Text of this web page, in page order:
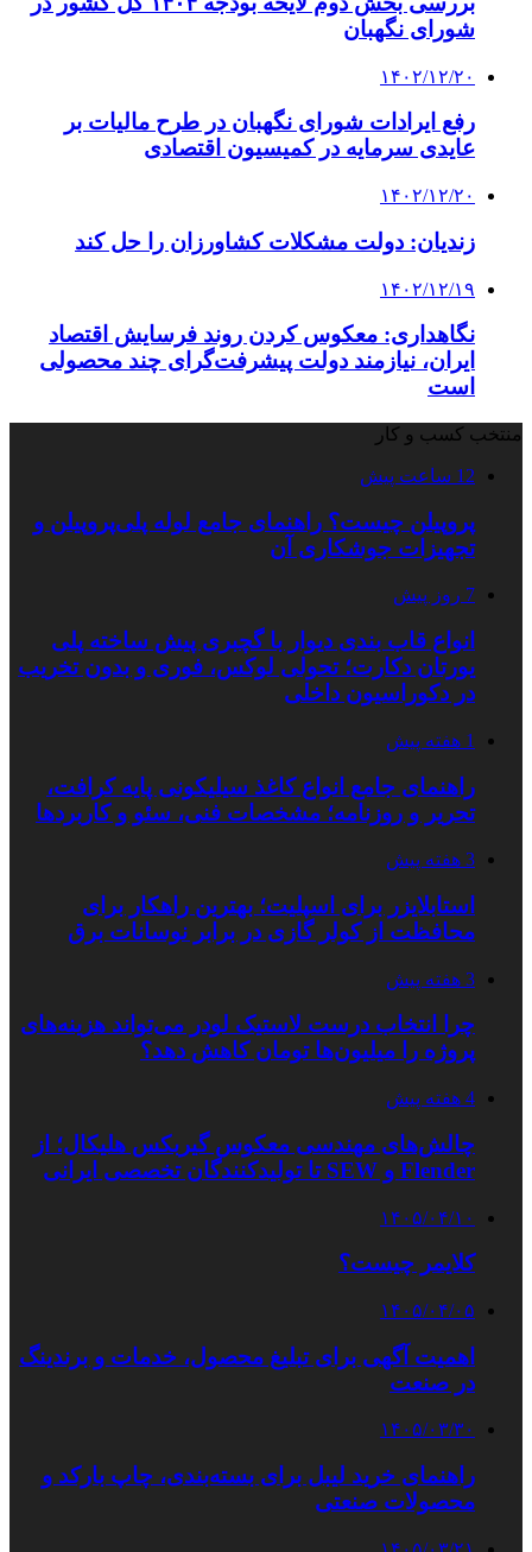
شورای نگهبان
۱۴۰۲/۱۲/۲۰
رفع ایرادات شورای نگهبان در طرح مالیات بر
عایدی سرمایه در کمیسیون اقتصادی
۱۴۰۲/۱۲/۲۰
زندیان: دولت مشکلات کشاورزان را حل کند
۱۴۰۲/۱۲/۱۹
نگاهداری: معکوس کردن روند فرسایش اقتصاد
ایران، نیازمند دولت پیشرفت‌گرای چند محصولی
است
منتخب کسب و کار
12 ساعت پیش
پروپیلن چیست؟ راهنمای جامع لوله پلی‌پروپیلن و
تجهیزات جوشکاری آن
7 روز پیش
انواع قاب بندی دیوار با گچبری پیش ساخته پلی
یورتان دکارت؛ تحولی لوکس، فوری و بدون تخریب
در دکوراسیون داخلی
1 هفته پیش
راهنمای جامع انواع کاغذ سیلیکونی پایه کرافت،
تحریر و روزنامه؛ مشخصات فنی، سئو و کاربردها
3 هفته پیش
استابلایزر برای اسپلیت؛ بهترین راهکار برای
محافظت از کولر گازی در برابر نوسانات برق
3 هفته پیش
چرا انتخاب درست لاستیک لودر می‌تواند هزینه‌های
پروژه را میلیون‌ها تومان کاهش دهد؟
4 هفته پیش
چالش‌های مهندسی معکوس گیربکس هلیکال؛ از
Flender و SEW تا تولیدکنندگان تخصصی ایرانی
۱۴۰۵/۰۴/۱۰
کلایمر چیست؟
۱۴۰۵/۰۴/۰۵
اهمیت آگهی برای تبلیغ محصول، خدمات و برندینگ
در صنعت
۱۴۰۵/۰۳/۳۰
راهنمای خرید لیبل برای بسته‌بندی، چاپ بارکد و
محصولات صنعتی